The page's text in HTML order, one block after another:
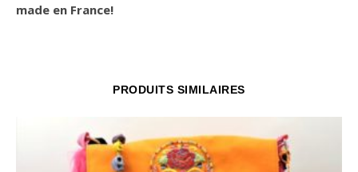
made en France!
PRODUITS SIMILAIRES